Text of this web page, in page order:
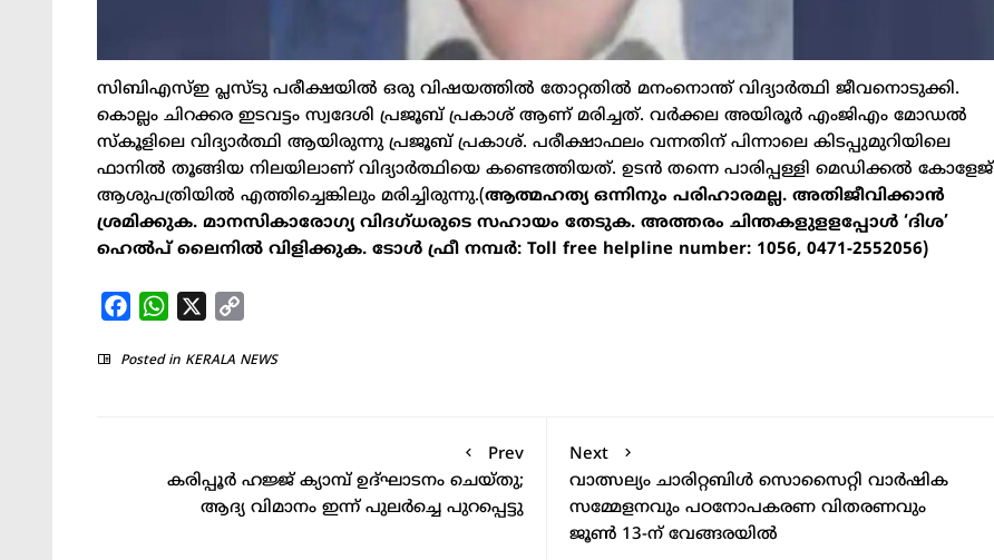
സിബിഎസ്‌ഇ പ്ലസ്ടു പരീക്ഷയില്‍ ഒരു വിഷയത്തില്‍ തോറ്റതില്‍ മനംനൊന്ത് വിദ്യാർത്ഥി ജീവനൊടുക്കി.
കൊല്ലം ചിറക്കര ഇടവട്ടം സ്വദേശി പ്രജൂബ് പ്രകാശ് ആണ് മരിച്ചത്. വർക്കല അയിരൂർ എംജിഎം മോഡല്‍
സ്‌കൂളിലെ വിദ്യാർത്ഥി ആയിരുന്നു പ്രജൂബ് പ്രകാശ്. പരീക്ഷാഫലം വന്നതിന് പിന്നാലെ കിടപ്പുമുറിയിലെ
ഫാനില്‍ തൂങ്ങിയ നിലയിലാണ് വിദ്യാർത്ഥിയെ കണ്ടെത്തിയത്. ഉടന്‍ തന്നെ പാരിപ്പള്ളി മെഡിക്കല്‍ കോളേജ്
ആശുപത്രിയില്‍ എത്തിച്ചെങ്കിലും മരിച്ചിരുന്നു.(ആത്മഹത്യ ഒന്നിനും പരിഹാരമല്ല. അതിജീവിക്കാൻ
ശ്രമിക്കുക. മാനസികാരോഗ്യ വിദഗ്ധരുടെ സഹായം തേടുക. അത്തരം ചിന്തകളുളളപ്പോള്‍ ‘ദിശ’
ഹെല്‍പ് ലൈനില്‍ വിളിക്കുക. ടോള്‍ ഫ്രീ നമ്പര്‍: Toll free helpline number: 1056, 0471-2552056)
FacebookWhatsApp
Posted in KERALA NEWS
Prev
കരിപ്പൂർ ഹജ്ജ് ക്യാമ്പ് ഉദ്ഘാടനം ചെയ്തു;
ആദ്യ വിമാനം ഇന്ന് പുലർച്ചെ പുറപ്പെട്ടു
Next
വാത്സല്യം ചാരിറ്റബിൾ സൊസൈറ്റി വാർഷിക
സമ്മേളനവും പഠനോപകരണ വിതരണവും
ജൂൺ 13-ന് വേങ്ങരയിൽ